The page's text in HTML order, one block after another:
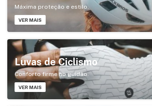
Máxima proteção e estilo.
VER MAIS
Luvas de Ciclismo
Conforto firme no guidão.
VER MAIS